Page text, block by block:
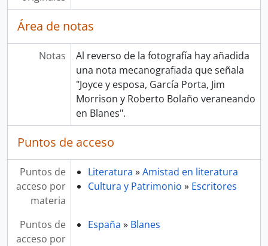
Área de notas
Notas
Al reverso de la fotografía hay añadida
una nota mecanografiada que señala
"Joyce y esposa, García Porta, Jim
Morrison y Roberto Bolaño veraneando
en Blanes".
Puntos de acceso
Puntos de
acceso por
materia
Literatura »Amistad en literatura
Cultura y Patrimonio » Escritores
Puntos de
acceso por
España » Blanes